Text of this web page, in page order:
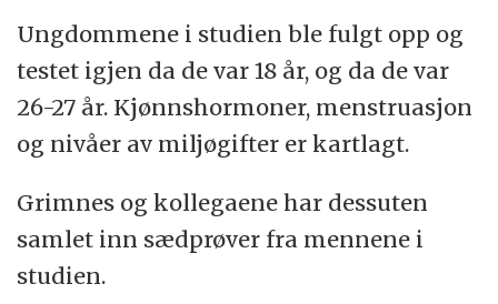
Ungdommene i studien ble fulgt opp og
testet igjen da de var 18 år, og da de var
26-27 år. Kjønnshormoner, menstruasjon
og nivåer av miljøgifter er kartlagt.
Grimnes og kollegaene har dessuten
samlet inn sædprøver fra mennene i
studien.